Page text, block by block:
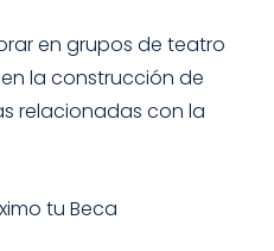
en grupos de teatro
la construcción de
relacionadas con la
tu Beca